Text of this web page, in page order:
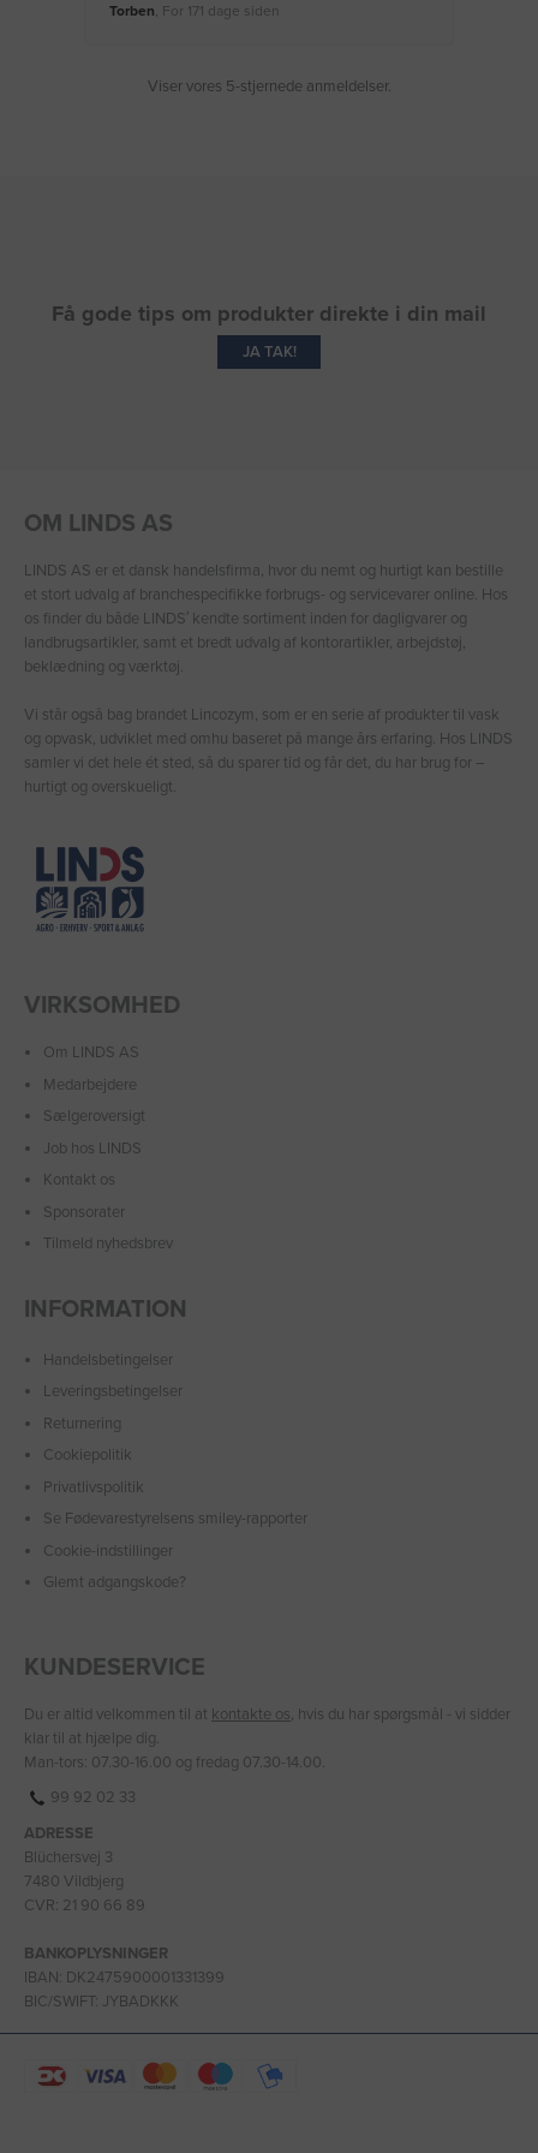
Torben , For 171 dage siden
Viser vores 5-stjernede anmeldelser.
Få gode tips om produkter direkte i din mail
JA TAK!
OM LINDS AS
LINDS AS er et dansk handelsfirma, hvor du nemt og hurtigt kan bestille
et stort udvalg af branchespecifikke forbrugs- og servicevarer online. Hos
os finder du både LINDS′ kendte sortiment inden for dagligvarer og
landbrugsartikler, samt et bredt udvalg af kontorartikler, arbejdstøj,
beklædning og værktøj.
Vi står også bag brandet Lincozym, som er en serie af produkter til vask
og opvask, udviklet med omhu baseret på mange års erfaring. Hos LINDS
samler vi det hele ét sted, så du sparer tid og får det, du har brug for –
hurtigt og overskueligt.
VIRKSOMHED
Om LINDS AS
Medarbejdere
Sælgeroversigt
Job hos LINDS
Kontakt os
Sponsorater
Tilmeld nyhedsbrev
INFORMATION
Handelsbetingelser
Leveringsbetingelser
Returnering
Cookiepolitik
Privatlivspolitik
Se Fødevarestyrelsens smiley-rapporter
Cookie-indstillinger
Glemt adgangskode?
KUNDESERVICE
Du er altid velkommen til at kontakte os, hvis du har spørgsmål - vi sidder
klar til at hjælpe dig.
Man-tors: 07.30-16.00 og fredag 07.30-14.00.
99 92 02 33
ADRESSE
Blüchersvej 3
7480 Vildbjerg
CVR: 21 90 66 89
BANKOPLYSNINGER
IBAN: DK2475900001331399
BIC/SWIFT: JYBADKKK